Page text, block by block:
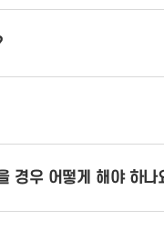
경우 어떻게 해야 하나